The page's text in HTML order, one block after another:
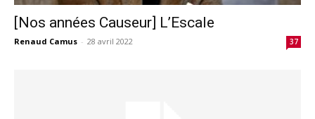
[Nos années Causeur] L’Escale
Renaud Camus - 28 avril 2022 37